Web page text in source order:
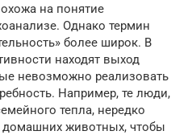
на понятие
Однако термин
более широк. В
находят выход
невозможно реализовать
Например, те люди,
тепла, нередко
животных, чтобы